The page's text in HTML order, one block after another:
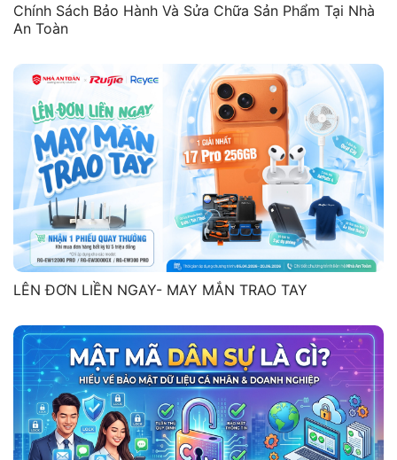
Chính Sách Bảo Hành Và Sửa Chữa Sản Phẩm Tại Nhà
An Toàn
LÊN ĐƠN LIỀN NGAY- MAY MẮN TRAO TAY